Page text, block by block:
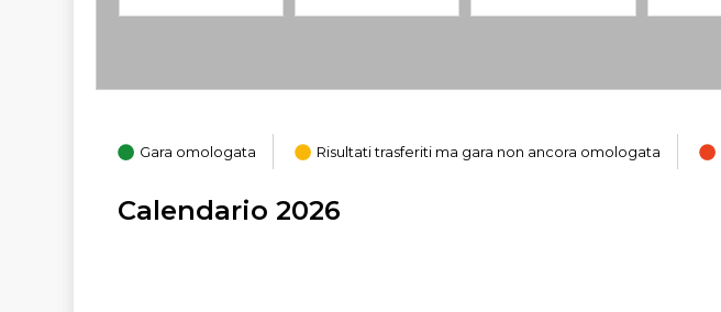
Gara omologata Risultati trasferiti ma gara non ancora omologata
Calendario 2026